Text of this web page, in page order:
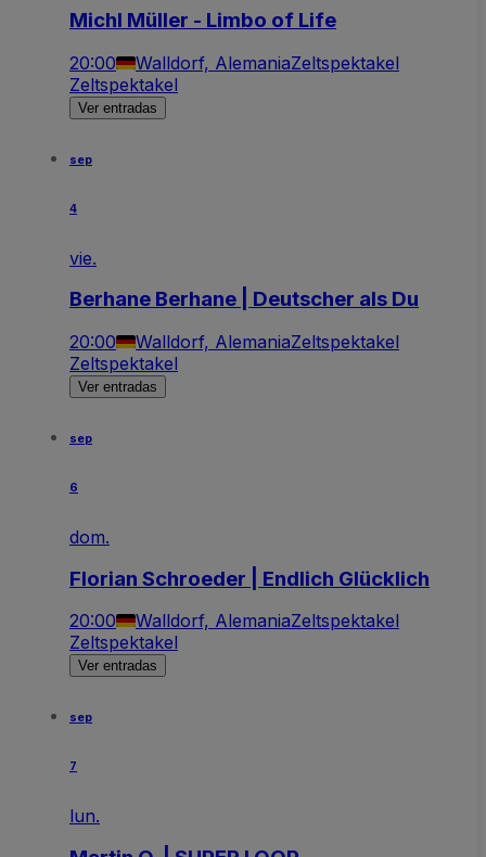
Michl Müller - Limbo of Life
20:00 Walldorf, AlemaniaZeltspektakel
Zeltspektakel
Ver entradas
sep
4
vie.
Berhane Berhane | Deutscher als Du
20:00 Walldorf, AlemaniaZeltspektakel
Zeltspektakel
Ver entradas
sep
6
dom.
Florian Schroeder | Endlich Glücklich
20:00 Walldorf, AlemaniaZeltspektakel
Zeltspektakel
Ver entradas
sep
7
lun.